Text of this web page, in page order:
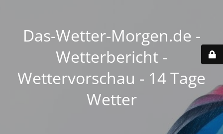
Das-Wetter-Morgen.de -
Wetterbericht -
Wettervorschau - 14 Tage
Wetter